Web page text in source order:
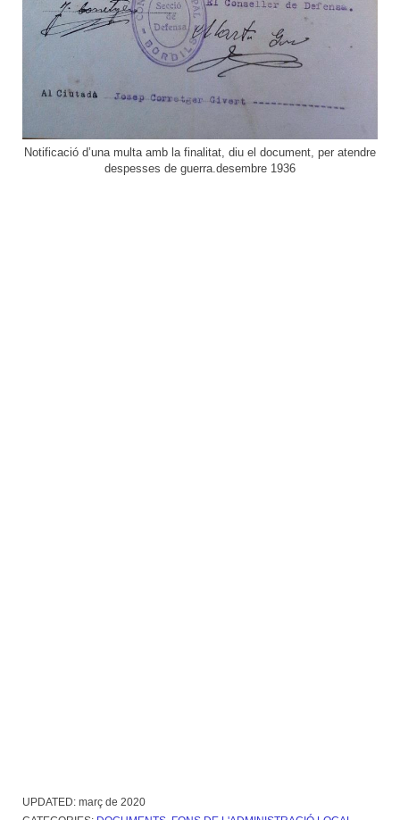
Notificació d’una multa amb la finalitat, diu el document, per atendre
despesses de guerra.desembre 1936
UPDATED: març de 2020